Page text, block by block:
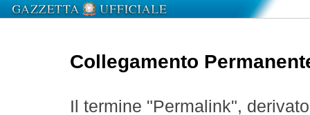
Collegamento
Il termine "Permalink",